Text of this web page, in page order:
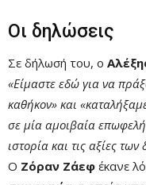
Οι δηλώσεις
Σε δήλωσή του, ο
«Είμαστε εδώ για να
καθήκον» και
σε μία αμοιβαία
ιστορία και τις αξίες
Ο Ζόραν Ζάεφ έκανε